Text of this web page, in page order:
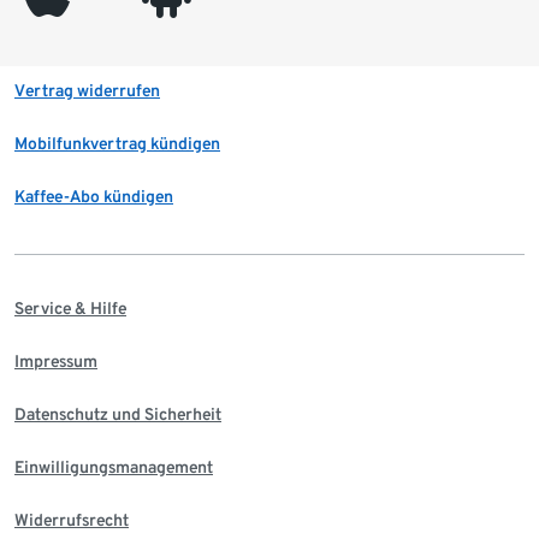
Vertrag widerrufen
Mobilfunkvertrag kündigen
Kaffee-Abo kündigen
Service & Hilfe
Impressum
Datenschutz und Sicherheit
Einwilligungsmanagement
Widerrufsrecht